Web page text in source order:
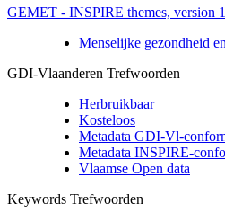
GEMET - INSPIRE themes, version
Menselijke gezondheid
GDI-Vlaanderen Trefwoorden
Herbruikbaar
Kosteloos
Metadata GDI-Vl-
Metadata INSPIRE-
Vlaamse Open data
Keywords Trefwoorden